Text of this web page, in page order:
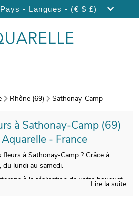
Pays - Langues - (€ $ £)
Rhône (69) Sathonay-Camp
à Sathonay-Camp (69)
- France
à Sathonay-Camp ? Grâce à
du lundi au samedi.
à la réalisation de votre bouquet
Lire la suite